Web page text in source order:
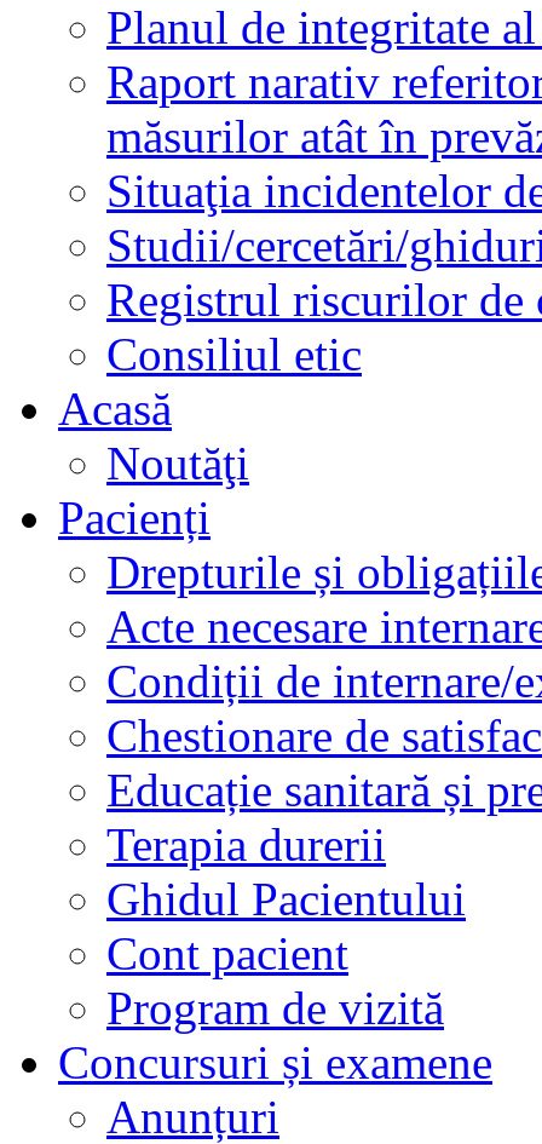
Planul de integritate
Raport narativ
măsurilor atât în
Situaţia incidentelor
Studii/cercetări/
Registrul riscurilor de
Consiliul etic
Acasă
Noutăţi
Pacienți
Drepturile și
Acte necesare
Condiții de internare/
Chestionare de
Educație sanitară și
Terapia durerii
Ghidul Pacientului
Cont pacient
Program de vizită
Concursuri și examene
Anunțuri